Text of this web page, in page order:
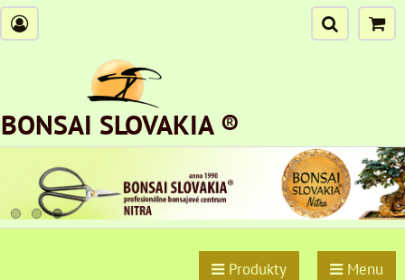
BONSAI SLOVAKIA ®
Produkty Menu